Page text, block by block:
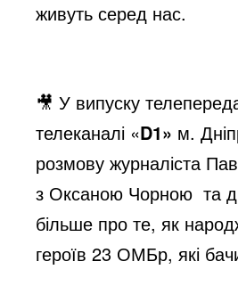
живуть серед нас.
🎥 У випуску
телеканалі «D1» м.
розмову журналіста
з Оксаною Чорною та
більше про те, як
героїв 23 ОМБр, які